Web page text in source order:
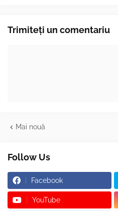
Trimiteți un comentariu
Mai nouă
Follow Us
Facebook
YouTube